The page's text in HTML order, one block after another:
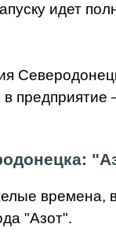
идет
времена,
"Азот".